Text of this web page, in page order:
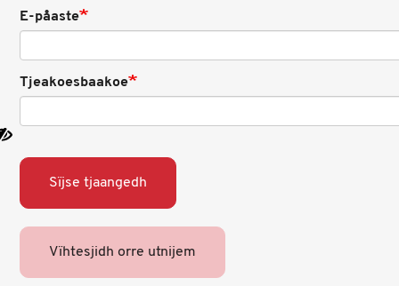
E-påaste
Tjeakoesbaakoe
Sïjse tjaangedh
Vïhtesjidh orre utnijem